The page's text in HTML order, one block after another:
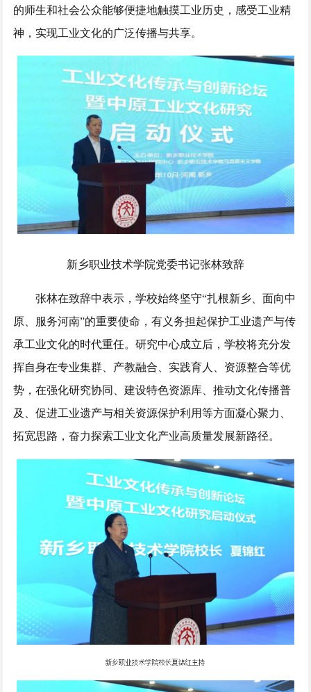
的师生和社会公众能够便捷地触摸工业历史，感受工业精
神，实现工业文化的广泛传播与共享。
新乡职业技术学院党委书记张林致辞
张林在致辞中表示，学校始终坚守“扎根新乡、面向中
原、服务河南”的重要使命，有义务担起保护工业遗产与传
承工业文化的时代重任。研究中心成立后，学校将充分发
挥自身在专业集群、产教融合、实践育人、资源整合等优
势，在强化研究协同、建设特色资源库、推动文化传播普
及、促进工业遗产与相关资源保护利用等方面凝心聚力、
拓宽思路，奋力探索工业文化产业高质量发展新路径。